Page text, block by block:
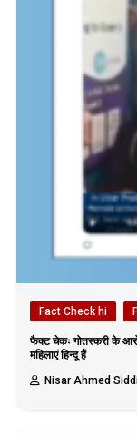
Fact Check hi
फैक्ट चेकः गोतस्करी के
महिलाएं हिन्दू हैं
Nisar Ahmed